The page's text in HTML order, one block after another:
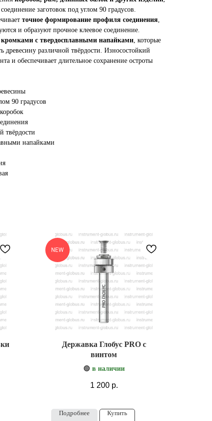
заготовок под углом 90 градусов.
точное формирование профиля соединения
и образуют прочное клеевое соединение.
с твердосплавными напайками , которые
древесину различной твёрдости. Износостойкий
и обеспечивает длительное сохранение остроты
90 градусов
твёрдости
напайками
NEW
Державка Глобус PRO с
винтом
🟢 в наличии
1 200 р.
Подробнее Купить